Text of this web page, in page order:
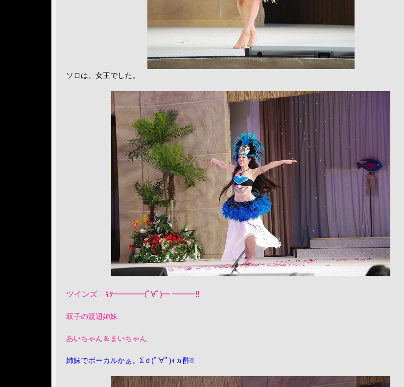
ソロは、女王でした。
ツインズ ｷﾀ━━━━(ﾟ∀ﾟ)━ ━━━!!
双子の渡辺姉妹
あいちゃん＆まいちゃん
姉妹でボーカルかぁ。Σｄ(ﾟ∀ﾟ)ｨヵ酢!!